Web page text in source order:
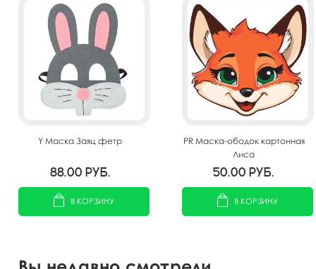
Y Маска Заяц фетр
88.00 руб.
В КОРЗИНУ
PR Маска-ободок картонная
Лиса
50.00 руб.
В КОРЗИНУ